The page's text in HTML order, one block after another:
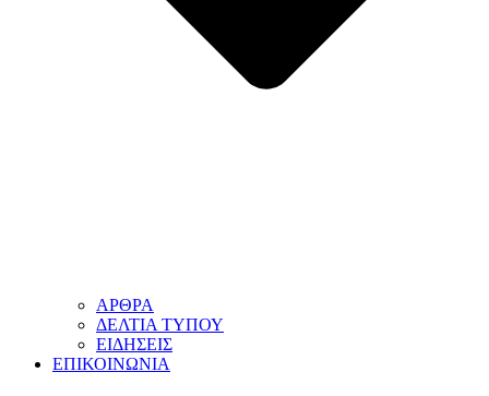
ΑΡΘΡΑ
ΔΕΛΤΙΑ ΤΥΠΟΥ
ΕΙΔΗΣΕΙΣ
ΕΠΙΚΟΙΝΩΝΙΑ